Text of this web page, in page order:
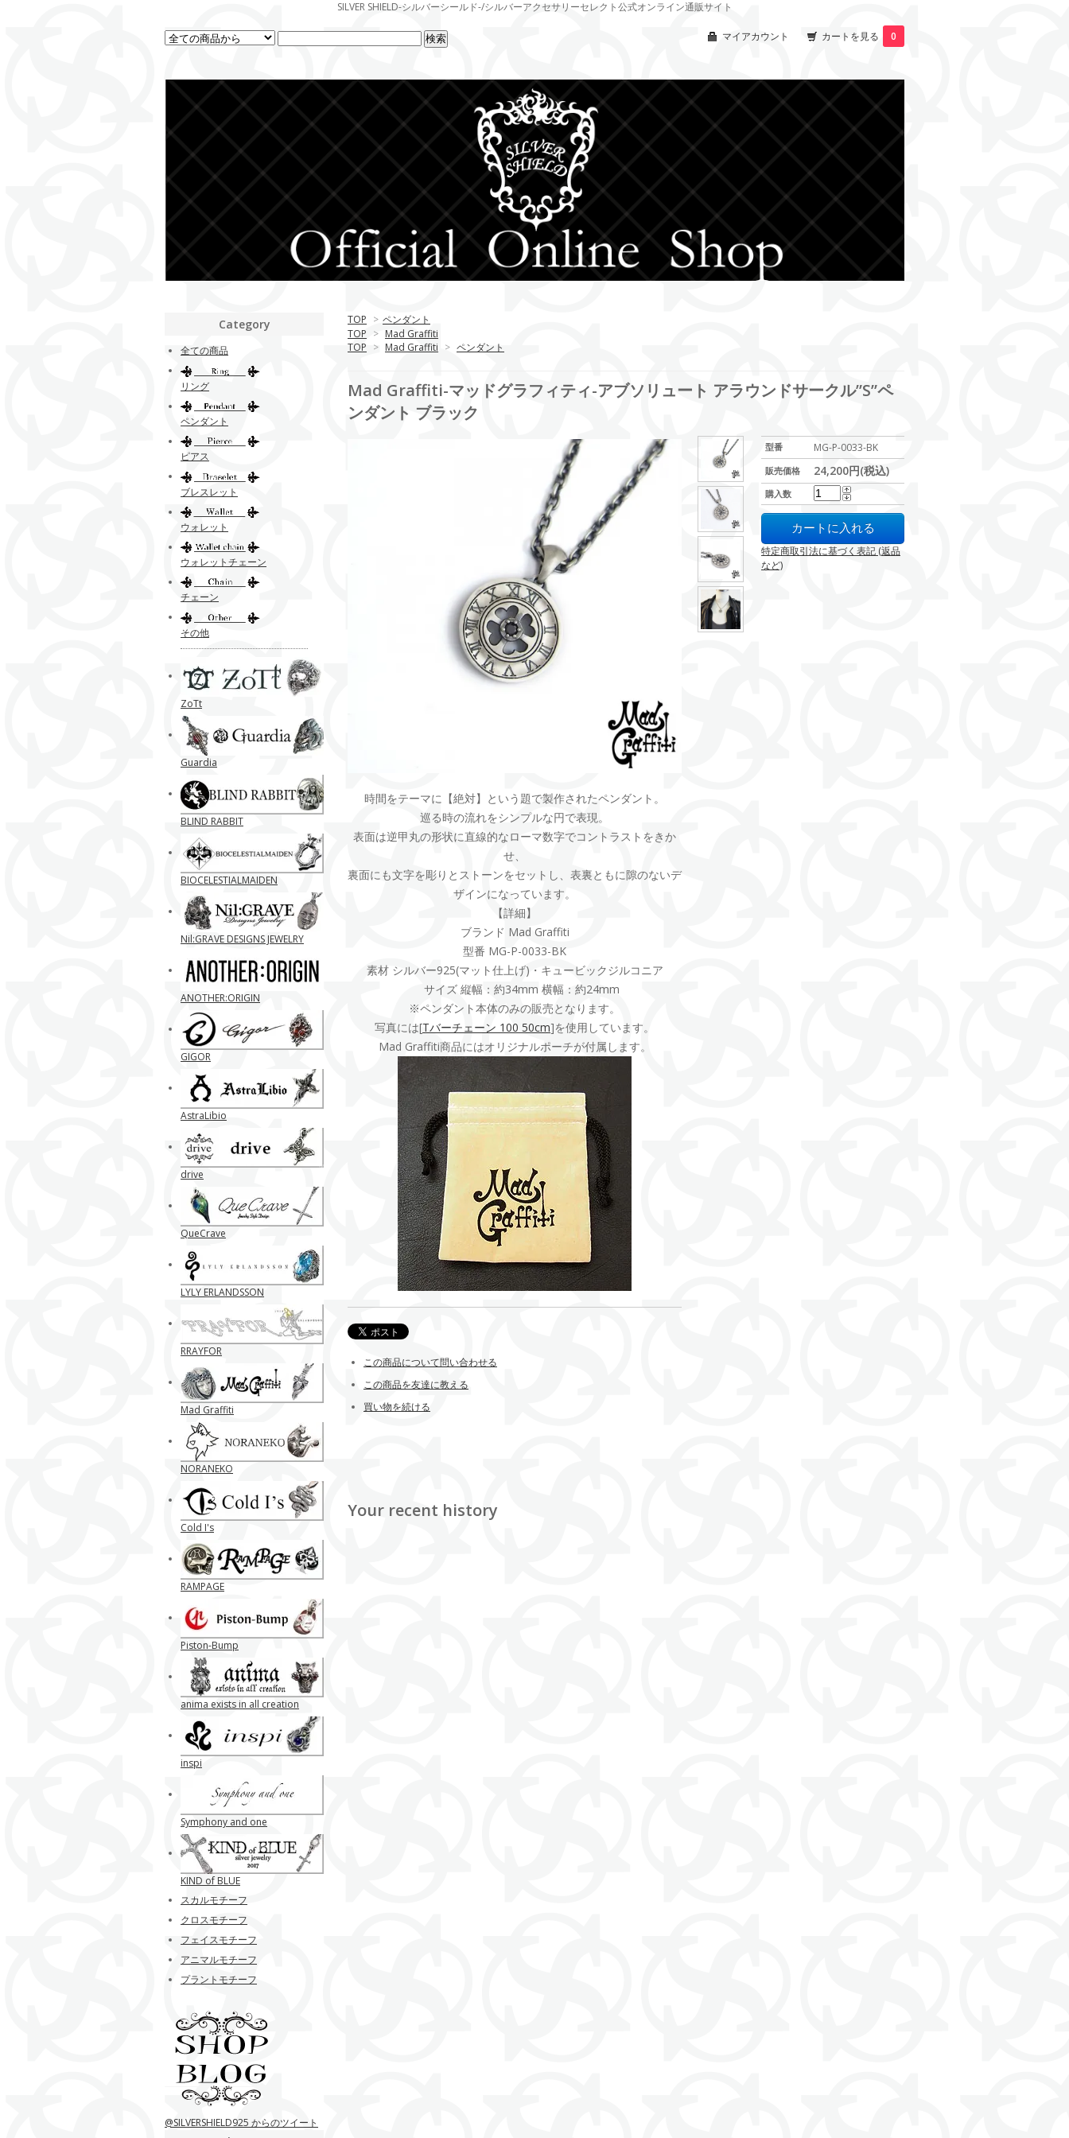
SILVER SHIELD-シルバーシールド-/シルバーアクセサリーセレクト公式オンライン通販サイト
マイアカウント カートを見る 0
TOP > ペンダント
TOP > Mad Graffiti
TOP > Mad Graffiti > ペンダント
Mad Graffiti-マッドグラフィティ-アブソリュート アラウンドサークル”S”ペ
ンダント ブラック
型番 MG-P-0033-BK
販売価格 24,200円(税込)
購入数
特定商取引法に基づく表記 (返品
など)
時間をテーマに【絶対】という題で製作されたペンダント。
巡る時の流れをシンプルな円で表現。
表面は逆甲丸の形状に直線的なローマ数字でコントラストをきか
せ、
裏面にも文字を彫りとストーンをセットし、表裏ともに隙のないデ
ザインになっています。
【詳細】
ブランド Mad Graffiti
型番 MG-P-0033-BK
素材 シルバー925(マット仕上げ)・キュービックジルコニア
サイズ 縦幅：約34mm 横幅：約24mm
※ペンダント本体のみの販売となります。
写真には[Tバーチェーン 100 50cm]を使用しています。
Mad Graffiti商品にはオリジナルポーチが付属します。
この商品について問い合わせる
この商品を友達に教える
買い物を続ける
Your recent history
Category
全ての商品
リング
ペンダント
ピアス
ブレスレット
ウォレット
ウォレットチェーン
チェーン
その他
ZoTt
Guardia
BLIND RABBIT
BIOCELESTIALMAIDEN
Nil:GRAVE DESIGNS JEWELRY
ANOTHER:ORIGIN
GIGOR
AstraLibio
drive
QueCrave
LYLY ERLANDSSON
RRAYFOR
Mad Graffiti
NORANEKO
Cold I's
RAMPAGE
Piston-Bump
anima exists in all creation
inspi
Symphony and one
KIND of BLUE
スカルモチーフ
クロスモチーフ
フェイスモチーフ
アニマルモチーフ
プラントモチーフ
@SILVERSHIELD925 からのツイート